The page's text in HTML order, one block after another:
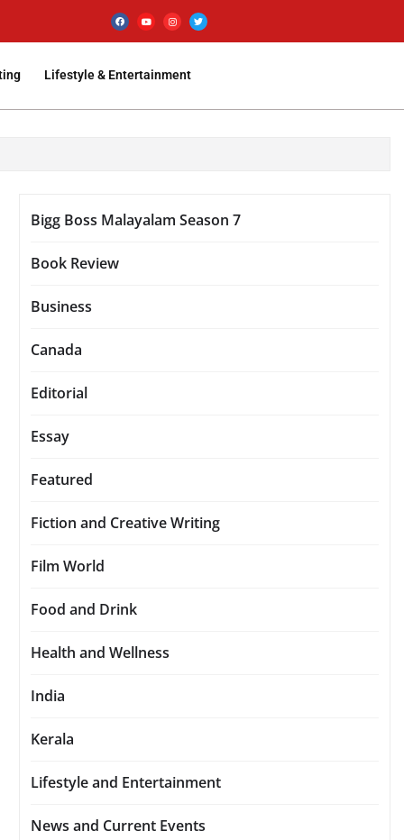
Lifestyle & Entertainment
Bigg Boss Malayalam Season 7
Book Review
Business
Canada
Editorial
Essay
Featured
Fiction and Creative Writing
Film World
Food and Drink
Health and Wellness
India
Kerala
Lifestyle and Entertainment
News and Current Events